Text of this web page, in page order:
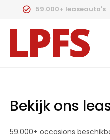
59.000+ leaseauto's
Bekijk ons
59.000+ occasions